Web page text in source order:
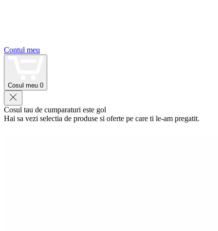
Contul meu
Cosul meu 0
Cosul tau de cumparaturi este gol
Hai sa vezi selectia de produse si oferte pe care ti le-am pregatit.